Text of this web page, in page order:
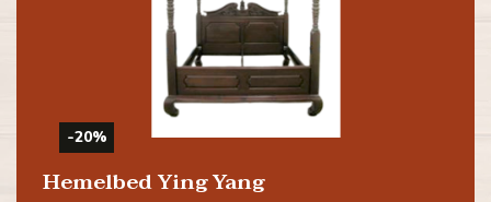
-20%
Hemelbed Ying Yang